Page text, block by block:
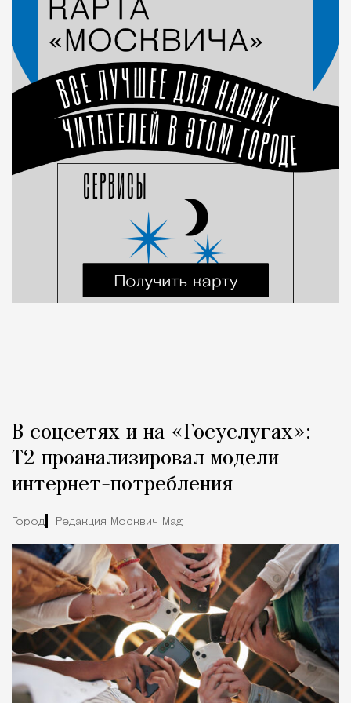
В соцсетях и на «Госуслугах»:
Т2 проанализировал модели
интернет-потребления
Город Редакция Москвич Mag